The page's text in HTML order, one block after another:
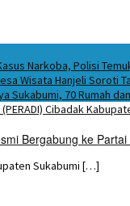
Narkoba, Polisi
Wisata Hanjeli Soroti
Sukabumi, 70 Rumah
Bergabung ke
Sukabumi […]